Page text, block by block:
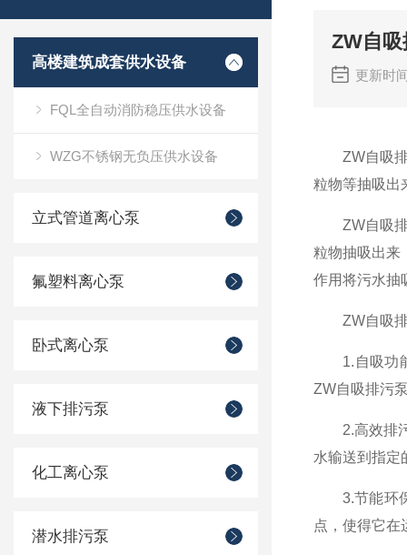
高楼建筑成套供水设备
FQL全自动消防稳压供水设备
WZG不锈钢无负压供水设备
立式管道离心泵
氟塑料离心泵
卧式离心泵
液下排污泵
化工离心泵
潜水排污泵
ZW自
更新时
ZW自吸排
粒物等抽吸出
ZW自吸排
粒物抽吸出来
作用将污水抽
ZW自吸排
1.自吸功能
ZW自吸排污
2.高效排污
水输送到指定
3.节能环保
点，使得它在